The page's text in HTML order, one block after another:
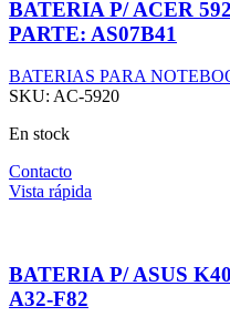
BATERIA P/ ACER
PARTE: AS07B41
BATERIAS PARA
SKU: AC-5920
En stock
Contacto
Vista rápida
BATERIA P/ ASUS
A32-F82